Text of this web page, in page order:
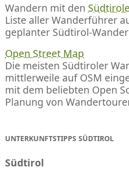
Wandern mit den
Liste aller Wanderführer
geplanter Südtirol-
Open Street Map
Die meisten Südtiroler
mittlerweile auf OSM
mit dem beliebten Open
Planung von
UNTERKUNFTSTIPPS SÜDTIROL
Südtirol